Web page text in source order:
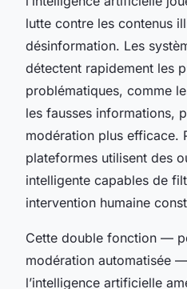
lutte contre les contenus
désinformation. Les
détectent rapidement les
problématiques, comme
les fausses informations,
modération plus efficace.
plateformes utilisent des
intelligente capables de
intervention humaine
Cette double fonction —
modération automatisée
l’intelligence artificielle